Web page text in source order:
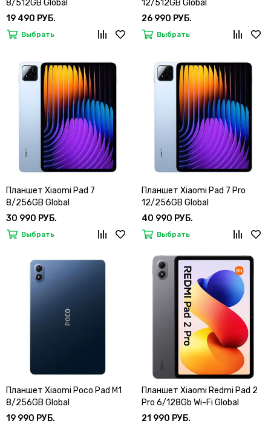
8/512GB Global
19 490 РУБ.
Выбрать
12/512GB Global
26 990 РУБ.
Выбрать
Планшет Xiaomi Pad 7
8/256GB Global
30 990 РУБ.
Выбрать
Планшет Xiaomi Pad 7 Pro
12/256GB Global
40 990 РУБ.
Выбрать
Планшет Xiaomi Poco Pad M1
8/256GB Global
19 990 РУБ.
Планшет Xiaomi Redmi Pad 2
Pro 6/128Gb Wi-Fi Global
21 990 РУБ.